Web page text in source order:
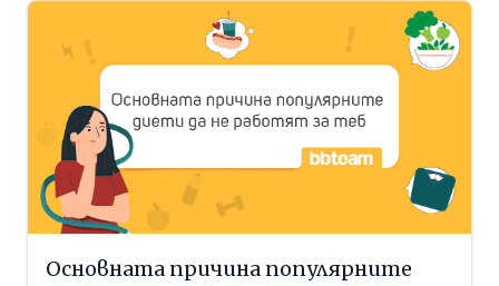
Основната причина популярните